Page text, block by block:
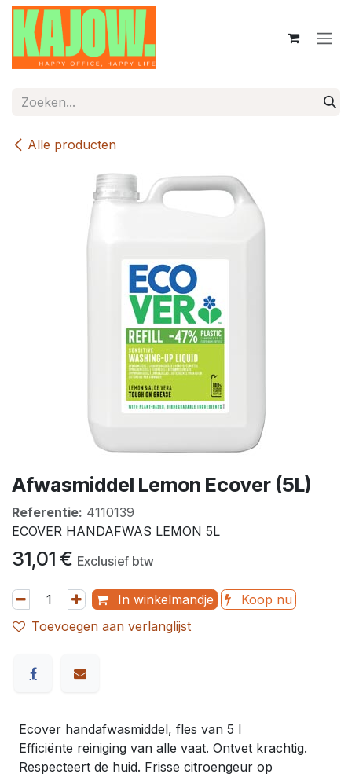
Overslaan naar inhoud
Alle producten
Afwasmiddel Lemon Ecover (5L)
Referentie: 4110139
ECOVER HANDAFWAS LEMON 5L
31,01 € Exclusief btw
In winkelmandje
Koop nu
Toevoegen aan verlanglijst
Ecover handafwasmiddel, fles van 5 l
Efficiënte reiniging van alle vaat. Ontvet krachtig.
Respecteert de huid. Frisse citroengeur op